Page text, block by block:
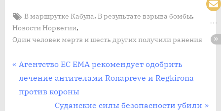
Tags:
В маршрутке Кабула,В результате взрыва бомбы,
Новости Норвегии,
Один человек мертв и шесть других получили ранения
Post
navigation
П
р
е
Агентство ЕС EMA рекомендует одобрить
лечение антителами Ronapreve и Regkirona
против короны
С
Суданские силы безопасности убили